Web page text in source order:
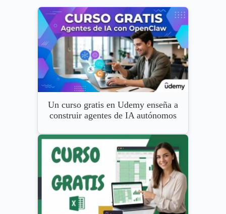
Un curso gratis en Udemy enseña a
construir agentes de IA autónomos